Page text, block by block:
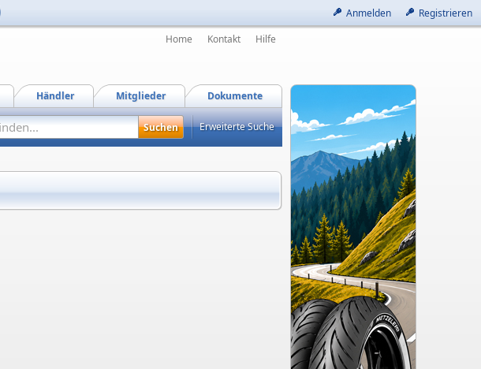
Anmelden Registrieren
Home Kontakt Hilfe
Dokumente
Mitglieder
Händler
Erweiterte Suche